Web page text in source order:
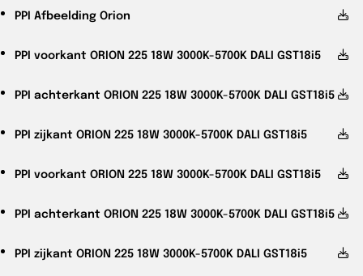
PPI Afbeelding Orion
PPI voorkant ORION 225 18W 3000K-5700K DALI GST18i5
PPI achterkant ORION 225 18W 3000K-5700K DALI GST18i5
PPI zijkant ORION 225 18W 3000K-5700K DALI GST18i5
PPI voorkant ORION 225 18W 3000K-5700K DALI GST18i5
PPI achterkant ORION 225 18W 3000K-5700K DALI GST18i5
PPI zijkant ORION 225 18W 3000K-5700K DALI GST18i5